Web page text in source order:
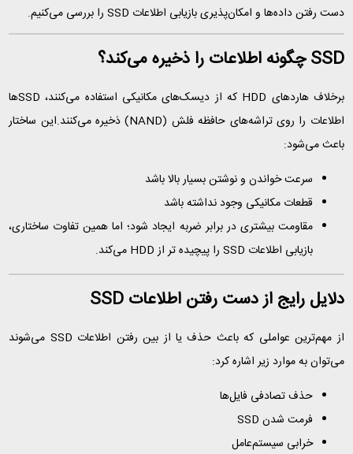
دست رفتن داده‌ها و امکان‌پذیری بازیابی اطلاعات SSD را بررسی می‌کنیم.
SSD چگونه اطلاعات را ذخیره می‌کند؟
برخلاف هاردهای HDD که از دیسک‌های مکانیکی استفاده می‌کنند، SSDها
اطلاعات را روی تراشه‌های حافظه فلش (NAND) ذخیره می‌کنند.این ساختار
باعث می‌شود:
سرعت خواندن و نوشتن بسیار بالا باشد
قطعات مکانیکی وجود نداشته باشد
مقاومت بیشتری در برابر ضربه ایجاد شود؛ اما همین تفاوت ساختاری،
بازیابی اطلاعات SSD را پیچیده‌ تر از HDD
می‌کند.
دلایل رایج از دست رفتن اطلاعات SSD
از مهم‌ترین عواملی که باعث حذف یا از بین رفتن اطلاعات SSD می‌شوند
می‌توان به موارد زیر اشاره کرد:
حذف تصادفی فایل‌ها
فرمت شدن SSD
خرابی سیستم‌عامل